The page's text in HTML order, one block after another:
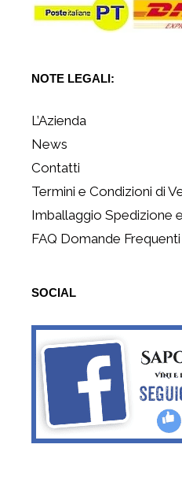
NOTE LEGALI:
L’Azienda
News
Contatti
Termini e Condizioni di
Imballaggio Spedizione
FAQ Domande Frequenti
SOCIAL